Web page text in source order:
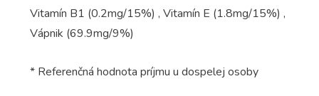
Vitamín B1 (0.2mg/15%) , Vitamín E (1.8mg/15%) ,
Vápnik (69.9mg/9%)
* Referenčná hodnota príjmu u dospelej osoby